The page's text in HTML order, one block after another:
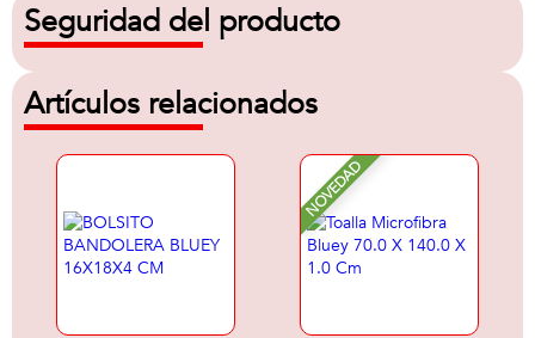
Seguridad del producto
Artículos relacionados
NOVEDAD